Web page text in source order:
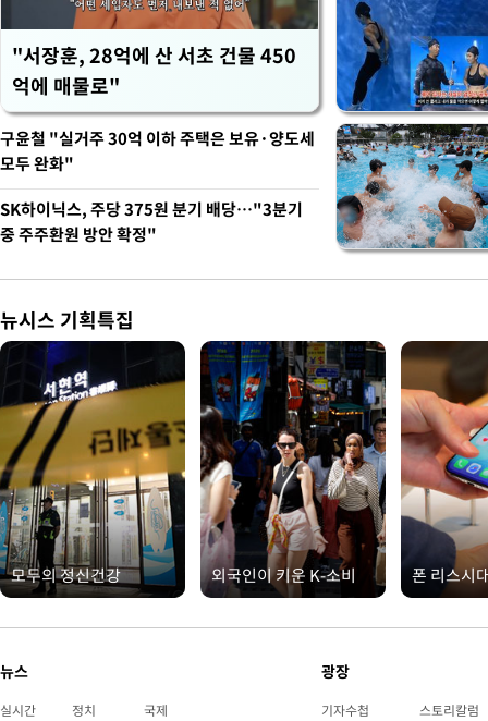
"서장훈, 28억에 산 서초 건물 450
억에 매물로"
구윤철 "실거주 30억 이하 주택은 보유·양도세
모두 완화"
SK하이닉스, 주당 375원 분기 배당…"3분기
중 주주환원 방안 확정"
뉴시스 기획특집
모두의 정신건강 외국인이 키운 K-소비 폰 리스시
뉴스
실시간 정치 국제
광장
기자수첩 스토리칼럼